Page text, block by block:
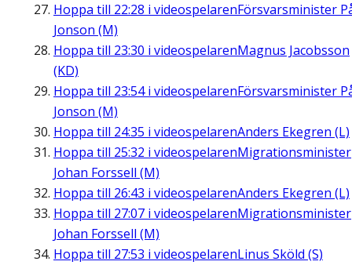
Hoppa till 22:28 i videospelarenFörsvarsminister
Jonson (M)
Hoppa till 23:30 i videospelarenMagnus Jacobsson
(KD)
Hoppa till 23:54i videospelarenFörsvarsminister
Jonson (M)
Hoppa till 24:35 i videospelarenAnders Ekegren (L)
Hoppa till 25:32 i videospelarenMigrationsminister
Johan Forssell (M)
Hoppa till 26:43 i videospelarenAnders Ekegren (L)
Hoppa till 27:07 i videospelarenMigrationsminister
Johan Forssell (M)
Hoppa till 27:53 i videospelarenLinus Sköld (S)